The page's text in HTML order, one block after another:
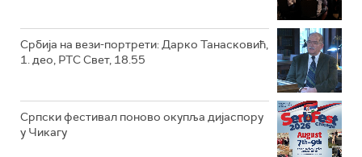
Србија на вези-портрети: Дарко Танасковић,
1. део, РТС Свет, 18.55
Српски фестивал поново окупља дијаспору
у Чикагу